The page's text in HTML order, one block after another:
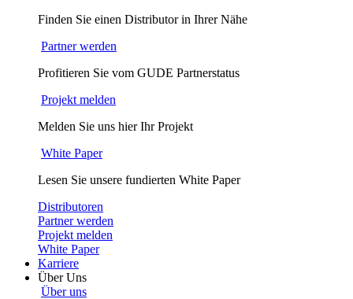
Finden Sie einen Distributor in Ihrer Nähe
Partner werden
Profitieren Sie vom GUDE Partnerstatus
Projekt melden
Melden Sie uns hier Ihr Projekt
White Paper
Lesen Sie unsere fundierten White Paper
Distributoren
Partner werden
Projekt melden
White Paper
Karriere
Über Uns
Über uns